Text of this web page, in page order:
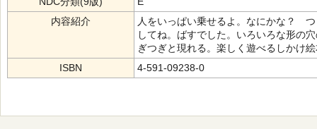
内容紹介
人をいっぱい乗せるよ。なにかな？
してね。ばすでした。いろいろな形の
ぎつぎと現れる。楽しく遊べるしかけ
ISBN
4-591-09238-0